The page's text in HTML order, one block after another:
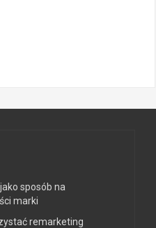
sposób na
marki
remarketing